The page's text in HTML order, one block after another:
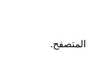
المتصفح.